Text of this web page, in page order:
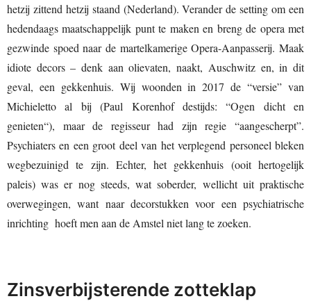
hetzij zittend hetzij staand (Nederland). Verander de setting om een
hedendaags maatschappelijk punt te maken en breng de opera met
gezwinde spoed naar de martelkamerige Opera-Aanpasserij. Maak
idiote decors – denk aan olievaten, naakt, Auschwitz en, in dit
geval, een gekkenhuis. Wij woonden in 2017 de “versie” van
Michieletto al bij (Paul Korenhof destijds: “Ogen dicht en
genieten“), maar de regisseur had zijn regie “aangescherpt”.
Psychiaters en een groot deel van het verplegend personeel bleken
wegbezuinigd te zijn. Echter, het gekkenhuis (ooit hertogelijk
paleis) was er nog steeds, wat soberder, wellicht uit praktische
overwegingen, want naar decorstukken voor een psychiatrische
inrichting hoeft men aan de Amstel niet lang te zoeken.
Zinsverbijsterende zotteklap